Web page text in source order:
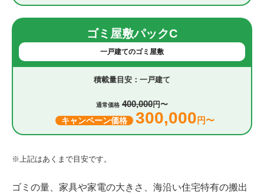
ゴミ屋敷パックC
一戸建てのゴミ屋敷
一戸建て
通常価格 400,000円〜
キャンペーン価格 300,000 円〜
※上記はあくまで目安です。
ゴミの量、家具や家電の大きさ、海沿い住宅特有の搬出